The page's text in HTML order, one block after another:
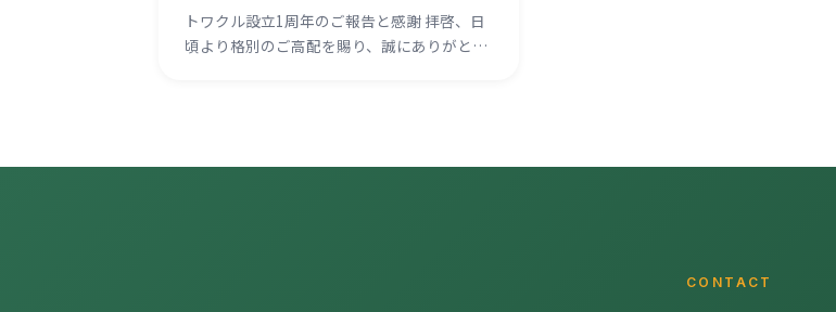
トワクル設立1周年のご報告と感謝 拝啓、日
頃より格別のご高配を賜り、誠にありがと…
CONTACT